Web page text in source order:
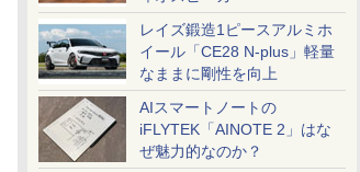
レイズ鍛造1ピースアルミホ
イール「CE28 N-plus」軽量
なままに剛性を向上
AIスマートノートの
iFLYTEK「AINOTE 2」はな
ぜ魅力的なのか？